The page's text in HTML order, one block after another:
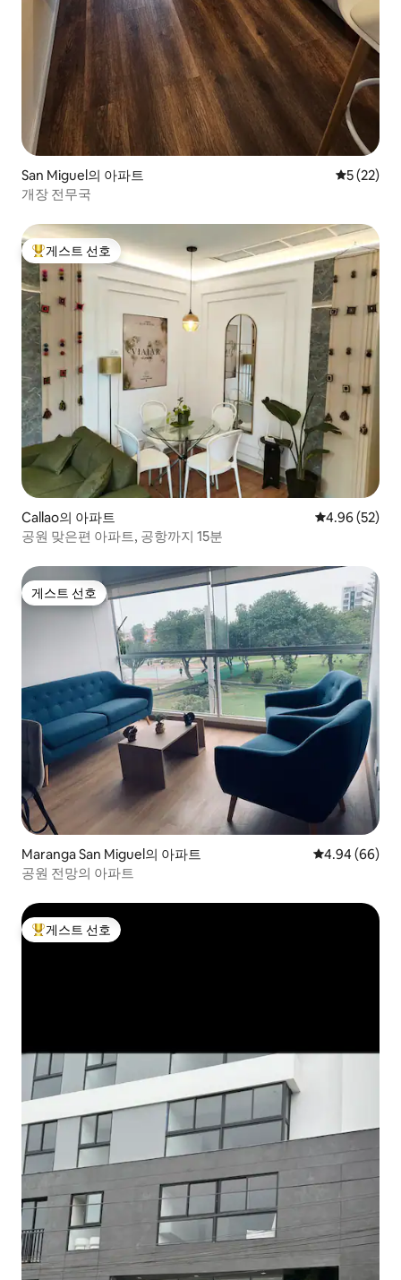
San Miguel의 아파트 평점 5점
5 (22)
개장 전무국
상위 게스트 선호
게스트 선호
Callao의 아파트 평점 4.96점(5
4.96 (52)
공원 맞은편 아파트, 공항까지 15분
게스트 선호
게스트 선호
Maranga San Miguel의 아파트 평점 4.94점(5
4.94 (66)
공원 전망의 아파트
상위 게스트 선호
게스트 선호